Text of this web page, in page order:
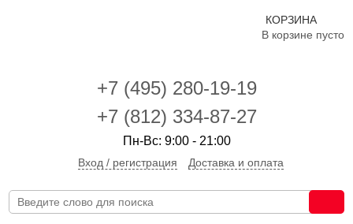
+7 (495) 280-19-19
+7 (812) 334-87-27
Пн-Вс: 9:00 - 21:00
Вход / регистрация Доставка и оплата
КОРЗИНА
В корзине пусто